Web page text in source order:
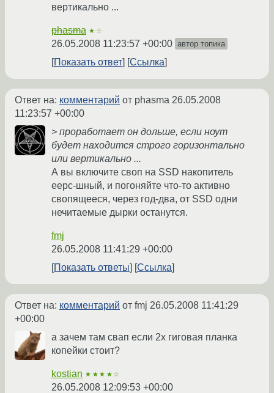
вертикально ...
phasma ★☆
26.05.2008 11:23:57 +00:00 автор топика
Показать ответ Ссылка
Ответ на: комментарий от phasma 26.05.2008
11:23:57 +00:00
> проработает он дольше, если ноут
будет находится строго горизонтально
или вертикально ...
А вы включите своп на SSD накопитель
eepc-шный, и погоняйте что-то активно
свопящееся, через год-два, от SSD одни
нечитаемые дырки останутся.
fmj
26.05.2008 11:41:29 +00:00
Показать ответы
Ссылка
Ответ на: комментарий от fmj 26.05.2008 11:41:29
+00:00
а зачем там свап если 2х гиговая планка
копейки стоит?
kostian ★★★★☆
26.05.2008 12:09:53 +00:00